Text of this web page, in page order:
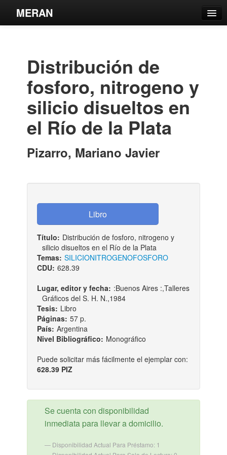
MERAN
Estantes Virtuales
Contacto
Iniciar sesión
Distribución de
fosforo, nitrogeno y
silicio disueltos en
el Río de la Plata
Pizarro, Mariano Javier
Título: Distribución de fosforo, nitrogeno y
silicio disueltos en el Río de la Plata
Temas: SILICIONITROGENOFOSFORO
CDU: 628.39
Lugar, editor y fecha: :Buenos Aires :,Talleres
Gráficos del S. H. N.,1984
Tesis: Libro
Páginas: 57 p.
País: Argentina
Nivel Bibliográfico: Monográfico
Puede solicitar más fácilmente el ejemplar con:
628.39 PIZ
Se cuenta con disponibilidad
inmediata para llevar a domicilio.
Disponibilidad Actual Para Préstamo: 1